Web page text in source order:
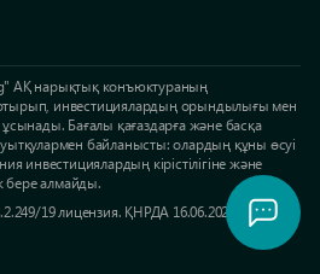
АҚ нарықтық конъюктураның
инвестициялардың орындылығы мен
Бағалы қағаздарға және басқа
байланысты: олардың құны өсуі
инвестициялардың кірістілігіне және
бере алмайды.
19 лицензия. ҚНРДА 16.06.2023 ж. берген